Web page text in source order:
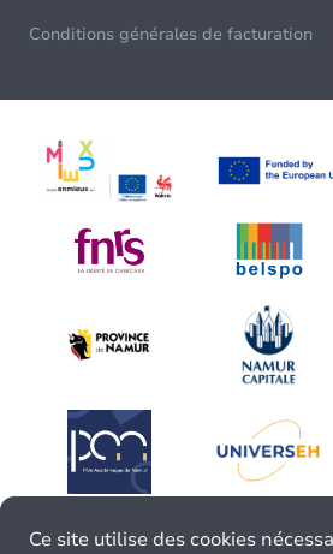
Conditions générales de facturation
Ce site utilise des cookies